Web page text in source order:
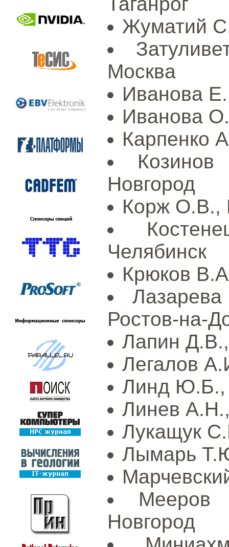
Жуматий
Москва
Иванова
Иванова
Карпенко
Новгород
Корж О.В.,
Челябинск
Крюков
Ростов-на-
Лапин
Легалов
Линд Ю.Б.,
Линев
Лукащук
Лымарь
Новгород